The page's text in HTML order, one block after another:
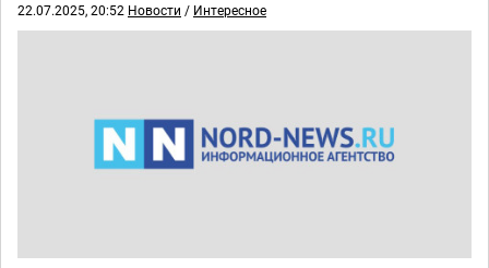
22.07.2025, 20:52 Новости / Интересное